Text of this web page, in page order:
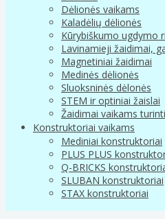
Dėlionės vaikams
Kaladėlių dėlionės
Kūrybiškumo ugdymo
Lavinamieji žaidimai,
Magnetiniai žaidimai
Medinės dėlionės
Sluoksninės dėlonės
STEM ir optiniai žaislai
Žaidimai vaikams
Konstruktoriai vaikams
Mediniai konstruktoriai
PLUS PLUS
Q-BRICKS
SLUBAN konstruktoriai
STAX konstruktoriai